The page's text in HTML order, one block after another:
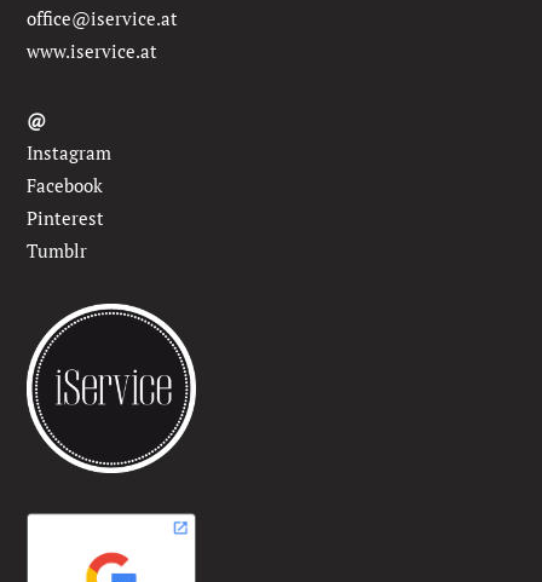
office@iservice.at
www.iservice.at
@
Instagram
Facebook
Pinterest
Tumblr